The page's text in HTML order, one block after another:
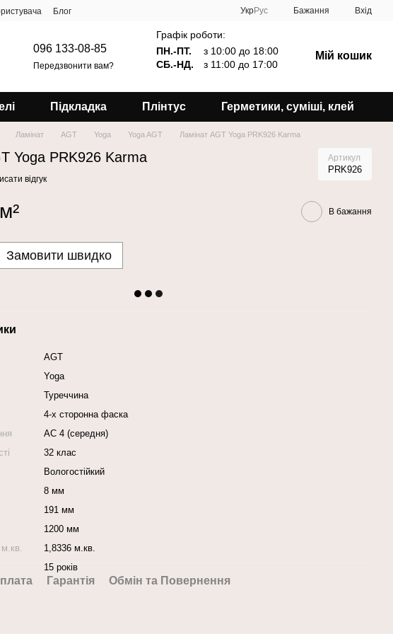
Блог УкрРус Бажання Вхід
096 133-08-85
Передзвонити вам?
Графік роботи:
ПН.-ПТ.
з 10:00 до 18:00
СБ.-НД.
з 11:00 до 17:00
Мій кошик
Підкладка Плінтус Герметики, суміші, клей
Ламінат AGT Yoga Yoga AGT Ламінат AGT Yoga PRK926 Karma
Yoga PRK926 Karma Артикул
PRK926
відгук
В бажання
Замовити швидко
AGT
Yoga
Туреччина
4-х сторонна фаска
АС 4 (середня)
32 клас
Вологостійкий
8 мм
191 мм
1200 мм
1,8336 м.кв.
15 років
Гарантія Обмін та Повернення